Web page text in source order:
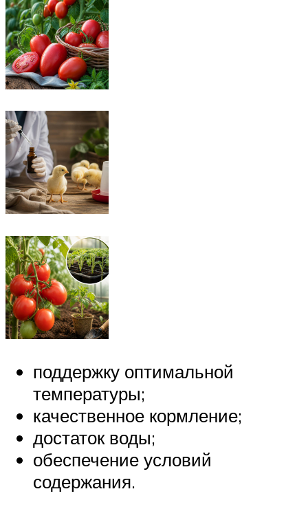
поддержку оптимальной
температуры;
качественное кормление;
достаток воды;
обеспечение условий
содержания.